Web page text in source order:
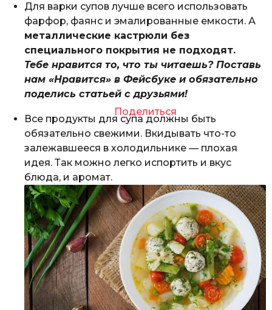
Для варки супов лучше всего использовать
фарфор, фаянс и эмалированные емкости. А
металлические кастрюли без
специального покрытия не подходят.
Тебе нравится то, что ты читаешь? Поставь
нам «Нравится» в Фейсбуке и обязательно
поделись статьей с друзьями!
Поделиться
Все продукты для супа должны быть
обязательно свежими. Вкидывать что-то
залежавшееся в холодильнике — плохая
идея. Так можно легко испортить и вкус
блюда, и аромат.